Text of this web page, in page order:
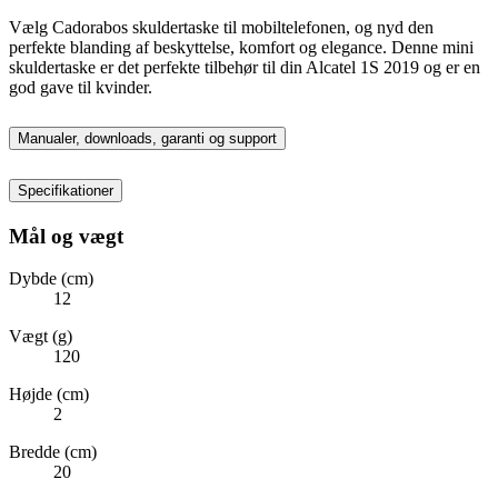
Vælg Cadorabos skuldertaske til mobiltelefonen, og nyd den
perfekte blanding af beskyttelse, komfort og elegance. Denne mini
skuldertaske er det perfekte tilbehør til din Alcatel 1S 2019 og er en
god gave til kvinder.
Manualer, downloads, garanti og support
Specifikationer
Mål og vægt
Dybde (cm)
12
Vægt (g)
120
Højde (cm)
2
Bredde (cm)
20